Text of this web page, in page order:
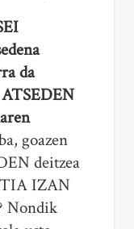
da
goazen
deitzea
IZAN
Nondik